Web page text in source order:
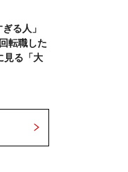
る人」
転職した
見る「大